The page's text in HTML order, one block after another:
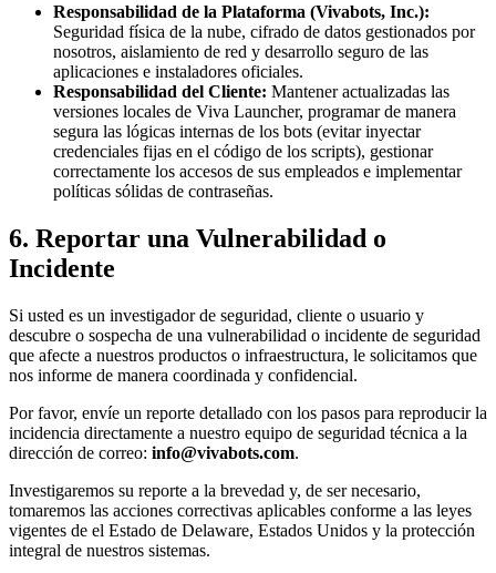
Responsabilidad de la Plataforma (Vivabots, Inc.):
Seguridad física de la nube, cifrado de datos gestionados por
nosotros, aislamiento de red y desarrollo seguro de las
aplicaciones e instaladores oficiales.
Responsabilidad del Cliente: Mantener actualizadas las
versiones locales de Viva Launcher, programar de manera
segura las lógicas internas de los bots (evitar inyectar
credenciales fijas en el código de los scripts), gestionar
correctamente los accesos de sus empleados e implementar
políticas sólidas de contraseñas.
6. Reportar una Vulnerabilidad o
Incidente
Si usted es un investigador de seguridad, cliente o usuario y
descubre o sospecha de una vulnerabilidad o incidente de seguridad
que afecte a nuestros productos o infraestructura, le solicitamos que
nos informe de manera coordinada y confidencial.
Por favor, envíe un reporte detallado con los pasos para reproducir la
incidencia directamente a nuestro equipo de seguridad técnica a la
dirección de correo: info@vivabots.com.
Investigaremos su reporte a la brevedad y, de ser necesario,
tomaremos las acciones correctivas aplicables conforme a las leyes
vigentes de el Estado de Delaware, Estados Unidos y la protección
integral de nuestros sistemas.